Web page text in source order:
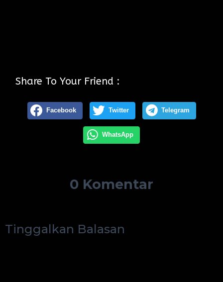
Share To Your Friend :
Facebook Twitter Telegram
WhatsApp
0 Komentar
Tinggalkan Balasan